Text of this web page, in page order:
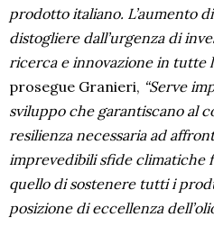
prodotto italiano. L’aumento
distogliere dall’urgenza di
ricerca e innovazione in tutte
prosegue Granieri, “Serve
sviluppo che garantiscano al
resilienza necessaria ad
imprevedibili sfide climatiche
quello di sostenere tutti i
posizione di eccellenza